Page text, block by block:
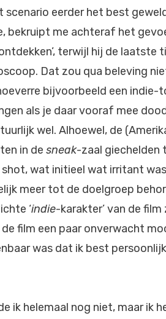
eerder het best
bekruipt me achteraf het
terwijl hij de laatste
Dat zou qua beleving
bijvoorbeeld een indie-
als je daar vooraf mee
wel. Alhoewel, de
in de sneak-zaal giechelden
wat initieel wat irritant
meer tot de doelgroep
‘indie-karakter’ van de
film een paar onverwacht
was dat ik best
ik helemaal nog niet, maar ik